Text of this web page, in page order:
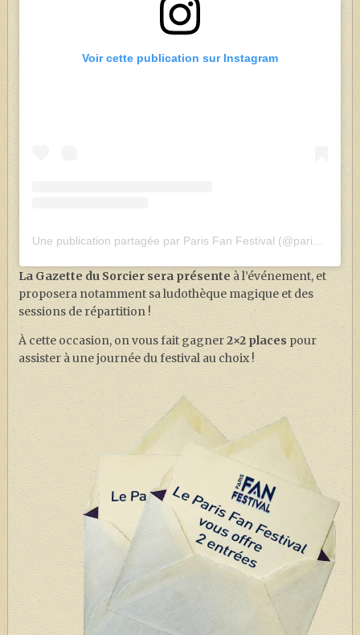
Voir cette publication sur Instagram
La Gazette du Sorcier sera présente à l’événement, et
proposera notamment sa ludothèque magique et des
sessions de répartition !
À cette occasion, on vous fait gagner2×2 placespour
assister à une journée du festival au choix !